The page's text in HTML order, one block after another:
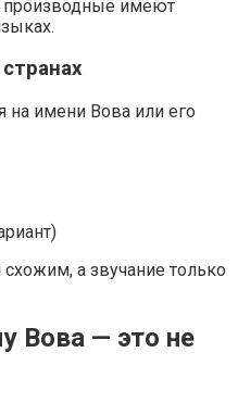
производные имеют
на имени Вова или его
схожим, а звучание только
Вова — это не